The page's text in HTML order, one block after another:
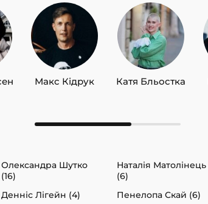
Макс Кідрук Катя Бльостка
Олександра Шутко
(16)
Наталія Матолінець
(6)
Денніс Лігейн (4) Пенелопа Скай (6)